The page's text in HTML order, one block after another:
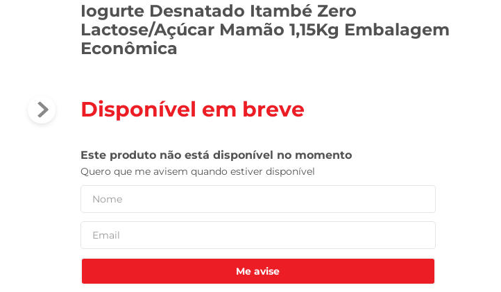
Iogurte Desnatado Itambé Zero
Lactose/Açúcar Mamão 1,15Kg Embalagem
Econômica
Disponível em breve
Me avise